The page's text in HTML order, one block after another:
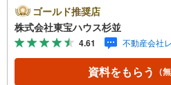
「未来カレンダー」のご提
自宅リフォームをオンライ
ブ」。・ 不動産売却時、ご
CG加工ホームステイジング
理士による確定申告の無
◆ご予約に際して◆日時の
ゴールド推奨店
株式会社東宝ハウス杉並
4.61 不動産会社
資料をもらう （